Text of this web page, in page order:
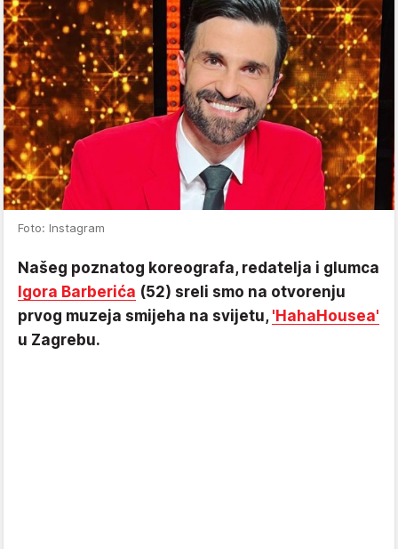
Foto: Instagram
Našeg poznatog koreografa, redatelja i glumca
Igora Barberića (52) sreli smo na otvorenju
prvog muzeja smijeha na svijetu, 'HahaHousea'
u Zagrebu.